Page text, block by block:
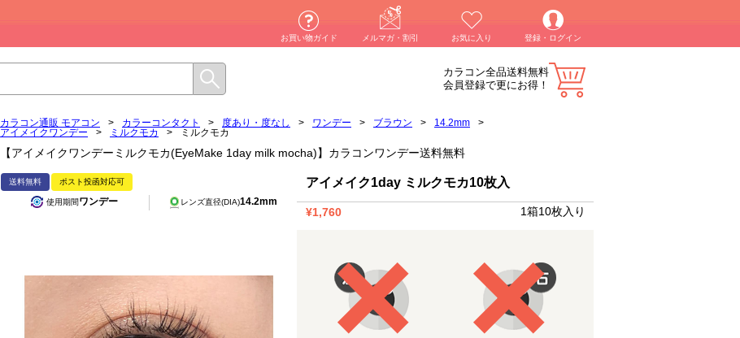
お買い物ガイド メルマガ・割引 お気に入り 登録・ログイン
カラコン全品送料無料
会員登録で更にお得！
カラコン通販 モアコン > カラーコンタクト > 度あり・度なし > ワンデー > ブラウン > 14.2mm
>
アイメイクワンデー
> ミルクモカ > ミルクモカ
【アイメイクワンデーミルクモカ(EyeMake 1day milk mocha)】カラコンワンデー送料無料
送料無料 ポスト投函対応可
使用期間ワンデー レンズ直径(DIA)14.2mm
アイメイク1day ミルクモカ10枚入
¥1,760 1箱10枚入り